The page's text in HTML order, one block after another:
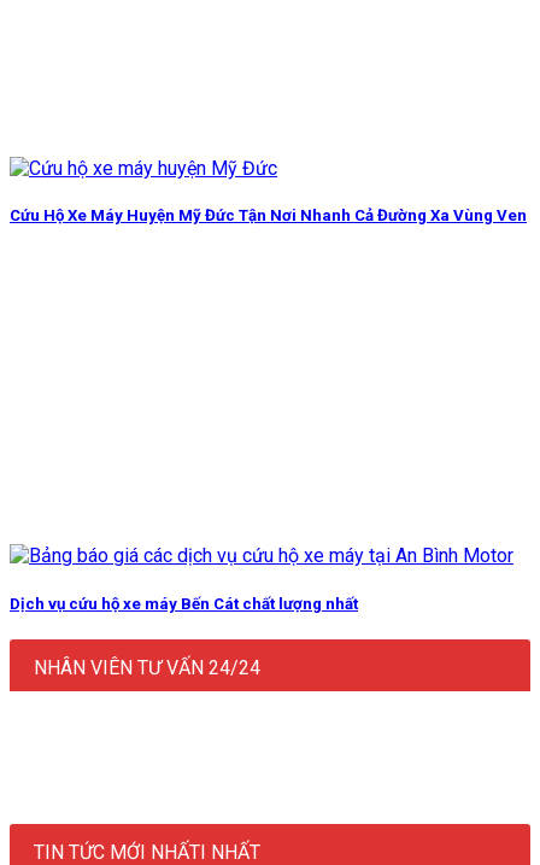
Cứu Hộ Xe Máy Huyện Mỹ Đức Tận Nơi Nhanh Cả Đường Xa Vùng Ven
Dịch vụ cứu hộ xe máy Bến Cát chất lượng nhất
NHÂN VIÊN TƯ VẤN 24/24
TIN TỨC MỚI NHẤTI NHẤT